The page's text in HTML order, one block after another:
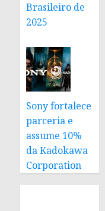
Brasileiro de
2025
Sony fortalece
parceria e
assume 10%
da Kadokawa
Corporation